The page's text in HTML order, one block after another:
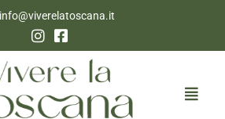
info@viverelatoscana.it